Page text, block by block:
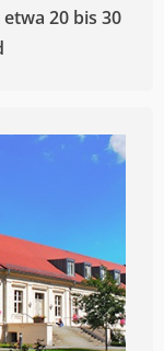
20 bis 30